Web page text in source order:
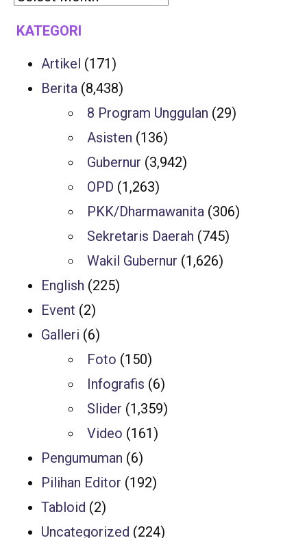
KATEGORI
Artikel (171)
Berita (8,438)
8 Program Unggulan (29)
Asisten (136)
Gubernur (3,942)
OPD (1,263)
PKK/Dharmawanita (306)
Sekretaris Daerah (745)
Wakil Gubernur (1,626)
English (225)
Event (2)
Galleri (6)
Foto (150)
Infografis (6)
Slider (1,359)
Video (161)
Pengumuman (6)
Pilihan Editor (192)
Tabloid (2)
Uncategorized (224)